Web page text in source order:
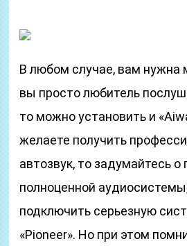
В любом случае, вам нужна
вы просто любитель
то можно установить и
желаете получить
автозвук, то задумайтесь о
полноценной
подключить серьезную
«Pioneer». Но при этом